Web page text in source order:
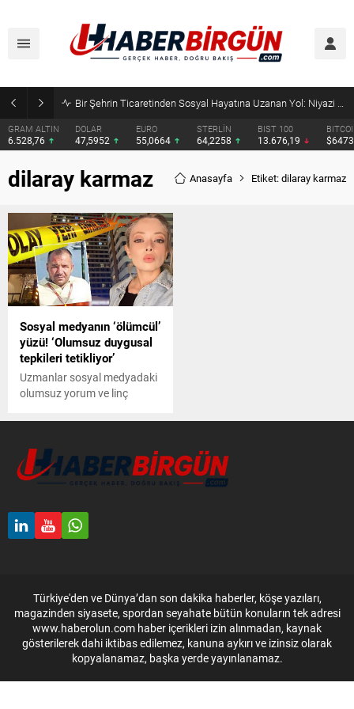
Bir Şehrin Ticaretinden Sosyal Hayatına Uzanan Yol: Niyazi Cihan
GRAM ALTIN
6.528,76
DOLAR
47,5952
EURO
55,0664
STERLİN
64,2258
BIST 100
13.676,19
dilaray karmaz Anasayfa Etiket: dilaray karmaz
Sosyal medyanın ‘ölümcül’
yüzü! ‘Olumsuz duygusal
tepkileri tetikliyor’
Uzmanlar sosyal medyadaki
olumsuz yorum ve linç
sağlığını bozabileceği
baskılar, kaygı bozukluğu ve
depresyona yol açabiliyor.
Türkiye'den ve Dünya’dan son dakika haberler, köşe yazıları,
magazinden siyasete, spordan seyahate bütün konuların tek adresi
www.haberolun.com haber içerikleri izin alınmadan, kaynak
gösterilerek dahi iktibas edilemez, kanuna aykırı ve izinsiz olarak
kopyalanamaz, başka yerde yayınlanamaz.